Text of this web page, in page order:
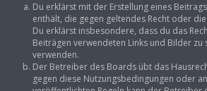
Du erklärst mit der Erstellung eines
enthält, die gegen geltendes Recht oder
Du erklärst insbesondere, dass du das
Beiträgen verwendeten Links und Bilder zu
verwenden.
Der Betreiber des Boards übt das
gegen diese Nutzungsbedingungen oder